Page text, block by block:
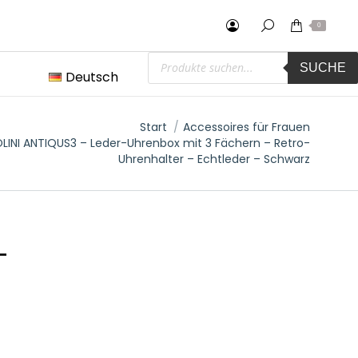
0
Deutsch
Products
search SUCHE
Start
Accessoires für Frauen
ANTIQUS3 – Leder-Uhrenbox mit 3 Fächern – Retro-
Uhrenhalter – Echtleder – Schwarz